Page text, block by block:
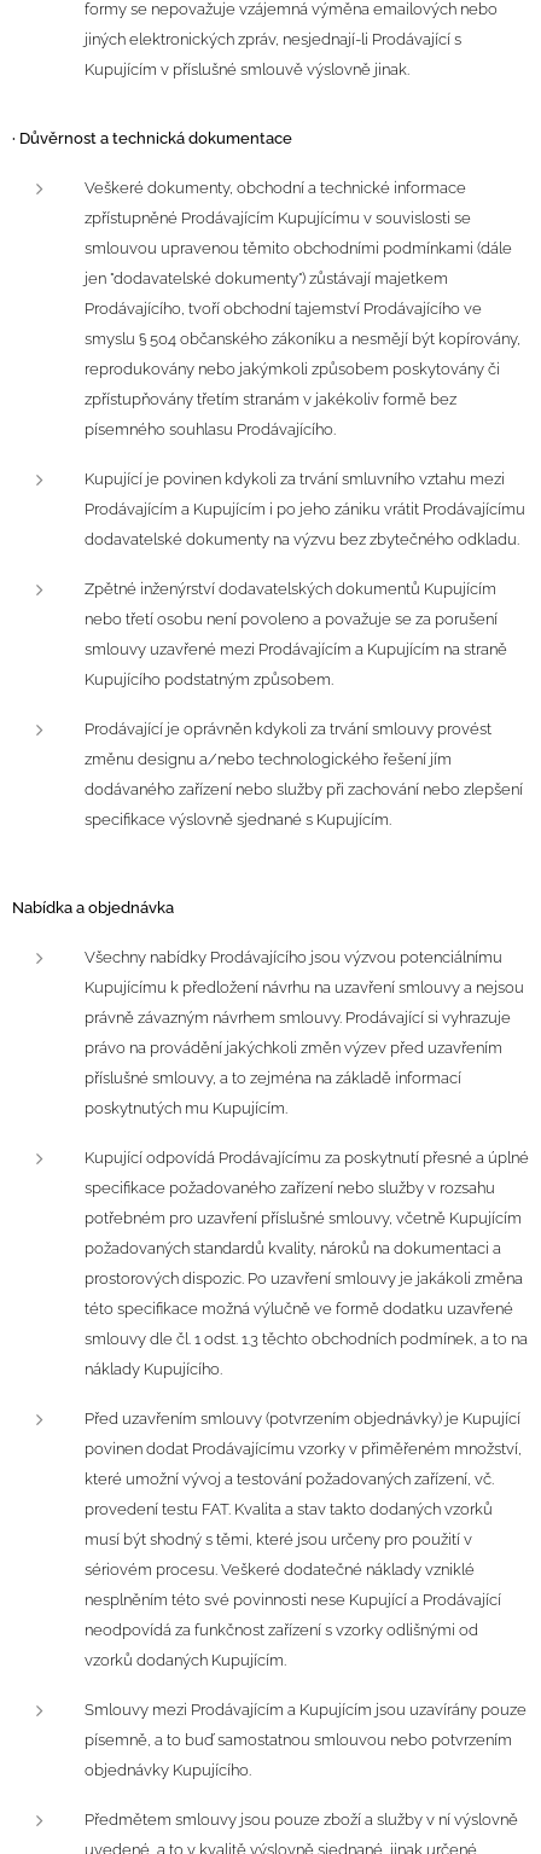
formy se nepovažuje vzájemná výměna emailových nebo
jiných elektronických zpráv, nesjednají-li Prodávající s
Kupujícím v příslušné smlouvě výslovně jinak.
· Důvěrnost a technická dokumentace
Veškeré dokumenty, obchodní a technické informace
zpřístupněné Prodávajícím Kupujícímu v souvislosti se
smlouvou upravenou těmito obchodními podmínkami (dále
jen "dodavatelské dokumenty") zůstávají majetkem
Prodávajícího, tvoří obchodní tajemství Prodávajícího ve
smyslu § 504 občanského zákoníku a nesmějí být kopírovány,
reprodukovány nebo jakýmkoli způsobem poskytovány či
zpřístupňovány třetím stranám v jakékoliv formě bez
písemného souhlasu Prodávajícího.
Kupující je povinen kdykoli za trvání smluvního vztahu mezi
Prodávajícím a Kupujícím i po jeho zániku vrátit Prodávajícímu
dodavatelské dokumenty na výzvu bez zbytečného odkladu.
Zpětné inženýrství dodavatelských dokumentů Kupujícím
nebo třetí osobu není povoleno a považuje se za porušení
smlouvy uzavřené mezi Prodávajícím a Kupujícím na straně
Kupujícího podstatným způsobem.
Prodávající je oprávněn kdykoli za trvání smlouvy provést
změnu designu a/nebo technologického řešení jím
dodávaného zařízení nebo služby při zachování nebo zlepšení
specifikace výslovně sjednané s Kupujícím.
Nabídka a objednávka
Všechny nabídky Prodávajícího jsou výzvou potenciálnímu
Kupujícímu k předložení návrhu na uzavření smlouvy a nejsou
právně závazným návrhem smlouvy. Prodávající si vyhrazuje
právo na provádění jakýchkoli změn výzev před uzavřením
příslušné smlouvy, a to zejména na základě informací
poskytnutých mu Kupujícím.
Kupující odpovídá Prodávajícímu za poskytnutí přesné a úplné
specifikace požadovaného zařízení nebo služby v rozsahu
potřebném pro uzavření příslušné smlouvy, včetně Kupujícím
požadovaných standardů kvality, nároků na dokumentaci a
prostorových dispozic. Po uzavření smlouvy je jakákoli změna
této specifikace možná výlučně ve formě dodatku uzavřené
smlouvy dle čl. 1 odst. 1.3 těchto obchodních podmínek, a to na
náklady Kupujícího.
Před uzavřením smlouvy (potvrzením objednávky) je Kupující
povinen dodat Prodávajícímu vzorky v přiměřeném množství,
které umožní vývoj a testování požadovaných zařízení, vč.
provedení testu FAT. Kvalita a stav takto dodaných vzorků
musí být shodný s těmi, které jsou určeny pro použití v
sériovém procesu. Veškeré dodatečné náklady vzniklé
nesplněním této své povinnosti nese Kupující a Prodávající
neodpovídá za funkčnost zařízení s vzorky odlišnými od
vzorků dodaných Kupujícím.
Smlouvy mezi Prodávajícím a Kupujícím jsou uzavírány pouze
písemně, a to buď samostatnou smlouvou nebo potvrzením
objednávky Kupujícího.
Předmětem smlouvy jsou pouze zboží a služby v ní výslovně
uvedené, a to v kvalitě výslovně sjednané, jinak určené